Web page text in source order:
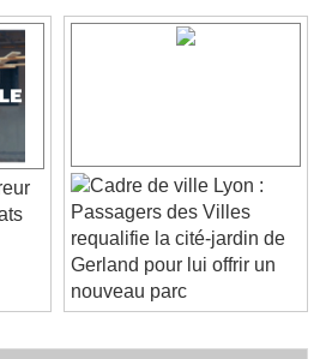
Lyon :
Passagers des Villes
requalifie la cité-jardin de
Gerland pour lui offrir un
nouveau parc